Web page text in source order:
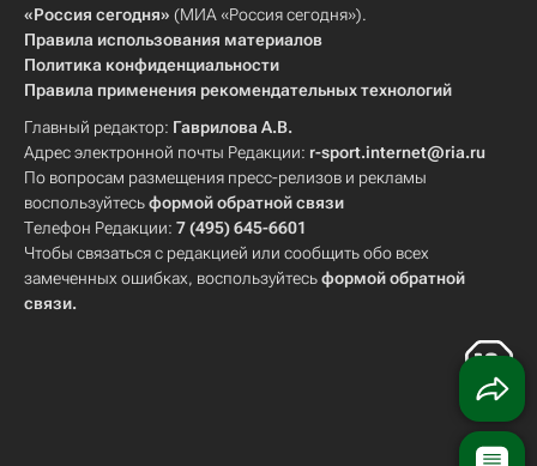
«Россия сегодня» (МИА «Россия сегодня»).
Правила использования материалов
Политика конфиденциальности
Правила применения рекомендательных технологий
Главный редактор: Гаврилова А.В.
Адрес электронной почты Редакции: r-sport.internet@ria.ru
По вопросам размещения пресс-релизов и рекламы
воспользуйтесьформой обратной связи
Телефон Редакции: 7 (495) 645-6601
Чтобы связаться с редакцией или сообщить обо всех
замеченных ошибках, воспользуйтесьформой обратной
связи.